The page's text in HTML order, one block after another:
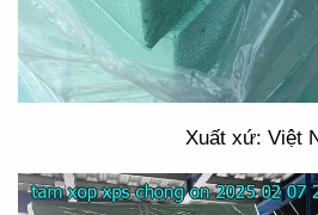
Xuất xứ: Việt